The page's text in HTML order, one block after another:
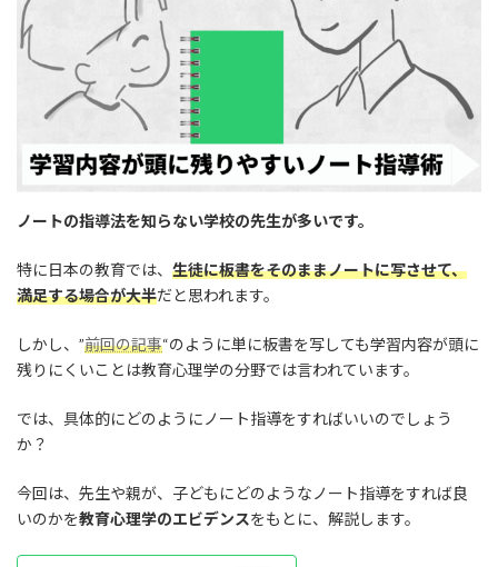
ノートの指導法を知らない学校の先生が多いです。
特に日本の教育では、 生徒に板書をそのままノートに写させて、
満足する場合が大半だと思われます。
しかし、”前回の記事“のように単に板書を写しても学習内容が頭に
残りにくいことは教育心理学の分野では言われています。
では、具体的にどのようにノート指導をすればいいのでしょう
か？
今回は、先生や親が、子どもにどのようなノート指導をすれば良
いのかを教育心理学のエビデンスをもとに、解説します。